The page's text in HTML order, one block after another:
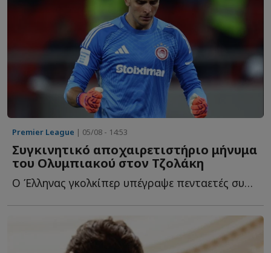
Premier League | 05/08 - 14:53
Συγκινητικό αποχαιρετιστήριο μήνυμα
του Ολυμπιακού στον Τζολάκη
Ο Έλληνας γκολκίπερ υπέγραψε πενταετές συμβόλαιο συνεργασίας μ...